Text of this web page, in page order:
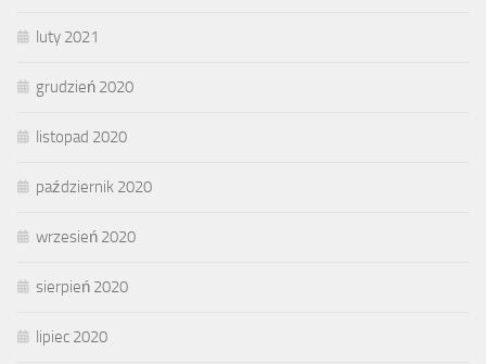
luty 2021
grudzień 2020
listopad 2020
październik 2020
wrzesień 2020
sierpień 2020
lipiec 2020